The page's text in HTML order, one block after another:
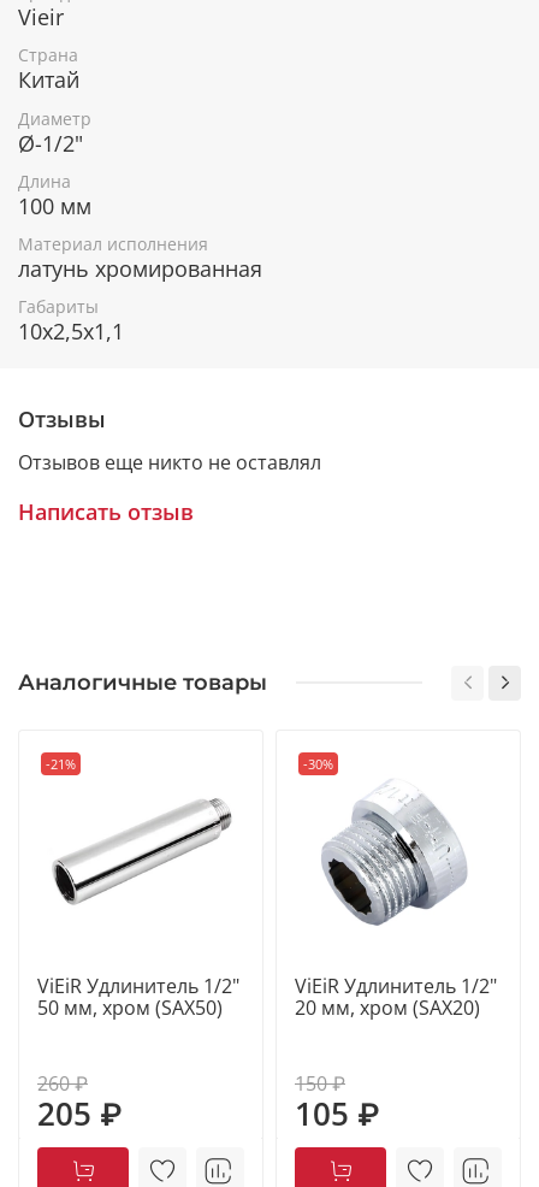
Максимальная температура - 120 С. Максимальное
элемента позволит вам эффективно решить задачи
по расширению или изменению конфигурации
вашей сантехнической системы.
Vieir
Страна
Китай
Диаметр
Ø-1/2"
Длина
100 мм
Материал исполнения
латунь хромированная
Габариты
10x2,5x1,1
Отзывы
Отзывов еще никто не оставлял
Написать отзыв
Аналогичные товары
-21%
ViEiR Удлинитель 1/2"
50 мм, хром (SAX50)
260 ₽
205 ₽
-30%
ViEiR Удлинитель 1/2"
20 мм, хром (SAX20)
150 ₽
105 ₽